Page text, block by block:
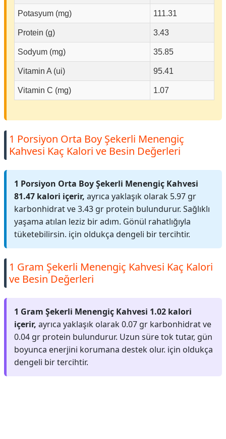
Potasyum (mg) 111.31
Protein (g) 3.43
Sodyum (mg) 35.85
Vitamin A (ui) 95.41
Vitamin C (mg) 1.07
1 Porsiyon Orta Boy Şekerli Menengiç
Kahvesi Kaç Kalori ve Besin Değerleri
1 Porsiyon Orta Boy Şekerli Menengiç Kahvesi
81.47 kalori içerir, ayrıca yaklaşık olarak 5.97 gr
karbonhidrat ve 3.43 gr protein bulundurur. Sağlıklı
yaşama atılan leziz bir adım. Gönül rahatlığıyla
tüketebilirsin. için oldukça dengeli bir tercihtir.
1 Gram Şekerli Menengiç Kahvesi Kaç Kalori
ve Besin Değerleri
1 Gram Şekerli Menengiç Kahvesi 1.02 kalori
içerir, ayrıca yaklaşık olarak 0.07 gr karbonhidrat ve
0.04 gr protein bulundurur. Uzun süre tok tutar, gün
boyunca enerjini korumana destek olur. için oldukça
dengeli bir tercihtir.